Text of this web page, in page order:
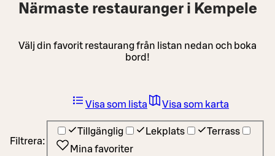
Närmaste restauranger i Kempele
Välj din favorit restaurang från listan nedan och boka
bord!
Filtrera:
Tillgänglig Lekplats
Terrass
Mina favoriter
Visa som lista Visa som karta